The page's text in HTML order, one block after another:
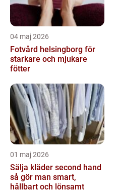
04 maj 2026
Fotvård helsingborg för
starkare och mjukare
fötter
01 maj 2026
Sälja kläder second hand
så gör man smart,
hållbart och lönsamt